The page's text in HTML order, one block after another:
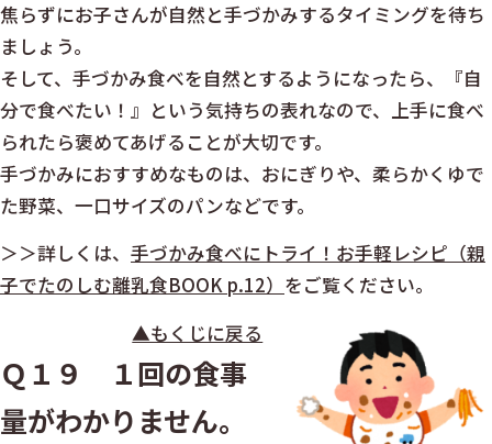
焦らずにお子さんが自然と手づかみするタイミングを待ち
ましょう。
そして、手づかみ食べを自然とするようになったら、『自
分で食べたい！』という気持ちの表れなので、上手に食べ
られたら褒めてあげることが大切です。
手づかみにおすすめなものは、おにぎりや、柔らかくゆで
た野菜、一口サイズのパンなどです。
＞＞詳しくは、 手づかみ食べにトライ！お手軽レシピ（親
子でたのしむ離乳食BOOK p.12） をご覧ください。
▲もくじに戻る
Ｑ１９ １回の食事
量がわかりません。